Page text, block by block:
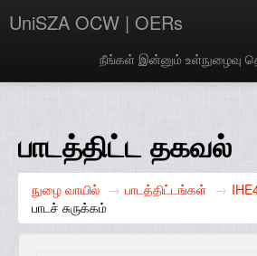
UniSZA OCW | OERs
நீங்கள் இன்னும் உள்நுழைவு
e-Aduan
e-Learning Website
UniSZA Website
பாடத்திட்ட தகவல்
நுழை வாயில் → பாடத்திட்டங்கள் →
பாடச் சுருக்கம்